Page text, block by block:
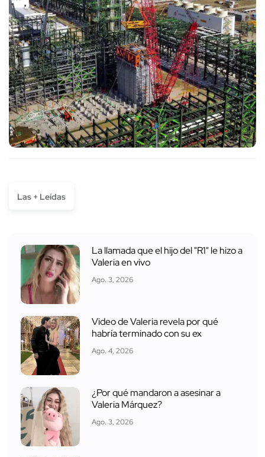
Las + Leídas
La llamada que el hijo del "R1" le hizo a
Valeria en vivo
Ago. 3, 2026
Video de Valeria revela por qué
habría terminado con su ex
Ago. 4, 2026
¿Por qué mandaron a asesinar a
Valeria Márquez?
Ago. 3, 2026